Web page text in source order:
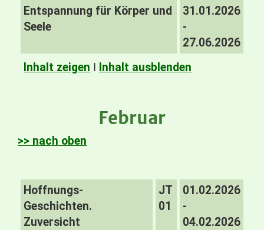
Entspannung für Körper und
Seele
31.01.2026
-
27.06.2026
Inhalt zeigen I Inhalt ausblenden
Februar
>> nach oben
Hoffnungs-
Geschichten.
Zuversicht
JT
01
01.02.2026
-
04.02.2026